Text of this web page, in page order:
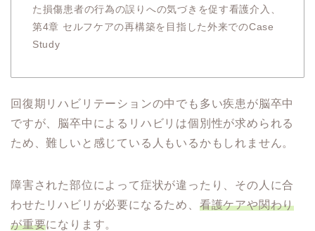
た損傷患者の行為の誤りへの気づきを促す看護介入、
第4章 セルフケアの再構築を目指した外来でのCase
Study
回復期リハビリテーションの中でも多い疾患が脳卒中
ですが、脳卒中によるリハビリは個別性が求められる
ため、難しいと感じている人もいるかもしれません。
障害された部位によって症状が違ったり、その人に合
わせたリハビリが必要になるため、 看護ケアや関わり
が重要になります。